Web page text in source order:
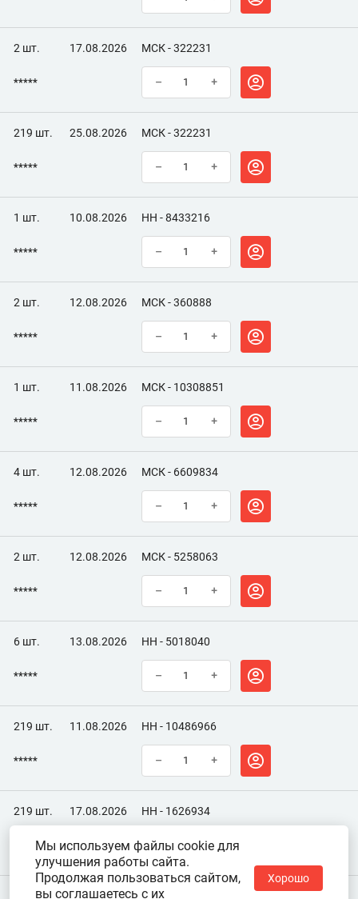
2 шт. 17.08.2026 МСК - 322231
***** – +
219 шт. 25.08.2026 МСК - 322231
***** – +
1 шт. 10.08.2026 НН - 8433216
***** – +
2 шт. 12.08.2026 МСК - 360888
***** – +
1 шт. 11.08.2026 МСК - 10308851
***** – +
4 шт. 12.08.2026 МСК - 6609834
***** – +
2 шт. 12.08.2026 МСК - 5258063
***** – +
6 шт. 13.08.2026 НН - 5018040
***** – +
219 шт. 11.08.2026 НН - 10486966
***** – +
219 шт. 17.08.2026 НН - 1626934
***** – +
Мы используем файлы cookie для
улучшения работы сайта.
Продолжая пользоваться сайтом,
вы соглашаетесь с их
Хорошо